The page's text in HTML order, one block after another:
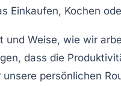
Einkaufen, Kochen
und Weise, wie wir
dass die
unsere persönlichen